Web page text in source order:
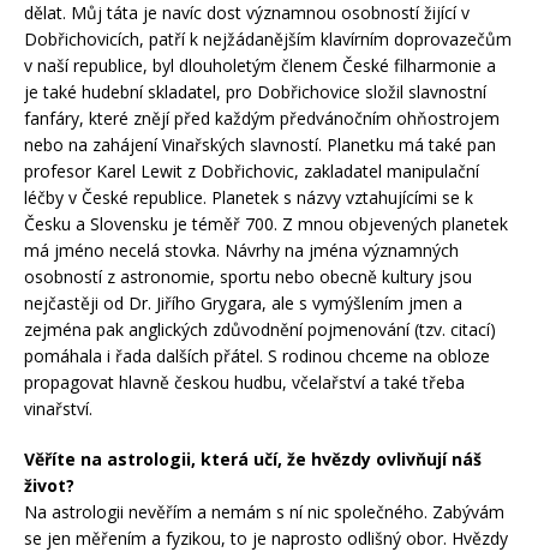
dělat. Můj táta je navíc dost významnou osobností žijící v
Dobřichovicích, patří k nejžádanějším klavírním doprovazečům
v naší republice, byl dlouholetým členem České filharmonie a
je také hudební skladatel, pro Dobřichovice složil slavnostní
fanfáry, které znějí před každým předvánočním ohňostrojem
nebo na zahájení Vinařských slavností. Planetku má také pan
profesor Karel Lewit z Dobřichovic, zakladatel manipulační
léčby v České republice. Planetek s názvy vztahujícími se k
Česku a Slovensku je téměř 700. Z mnou objevených planetek
má jméno necelá stovka. Návrhy na jména významných
osobností z astronomie, sportu nebo obecně kultury jsou
nejčastěji od Dr. Jiřího Grygara, ale s vymýšlením jmen a
zejména pak anglických zdůvodnění pojmenování (tzv. citací)
pomáhala i řada dalších přátel. S rodinou chceme na obloze
propagovat hlavně českou hudbu, včelařství a také třeba
vinařství.
Věříte na astrologii, která učí, že hvězdy ovlivňují náš
život?
Na astrologii nevěřím a nemám s ní nic společného. Zabývám
se jen měřením a fyzikou, to je naprosto odlišný obor. Hvězdy